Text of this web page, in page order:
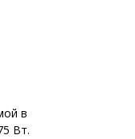
в
Вт.